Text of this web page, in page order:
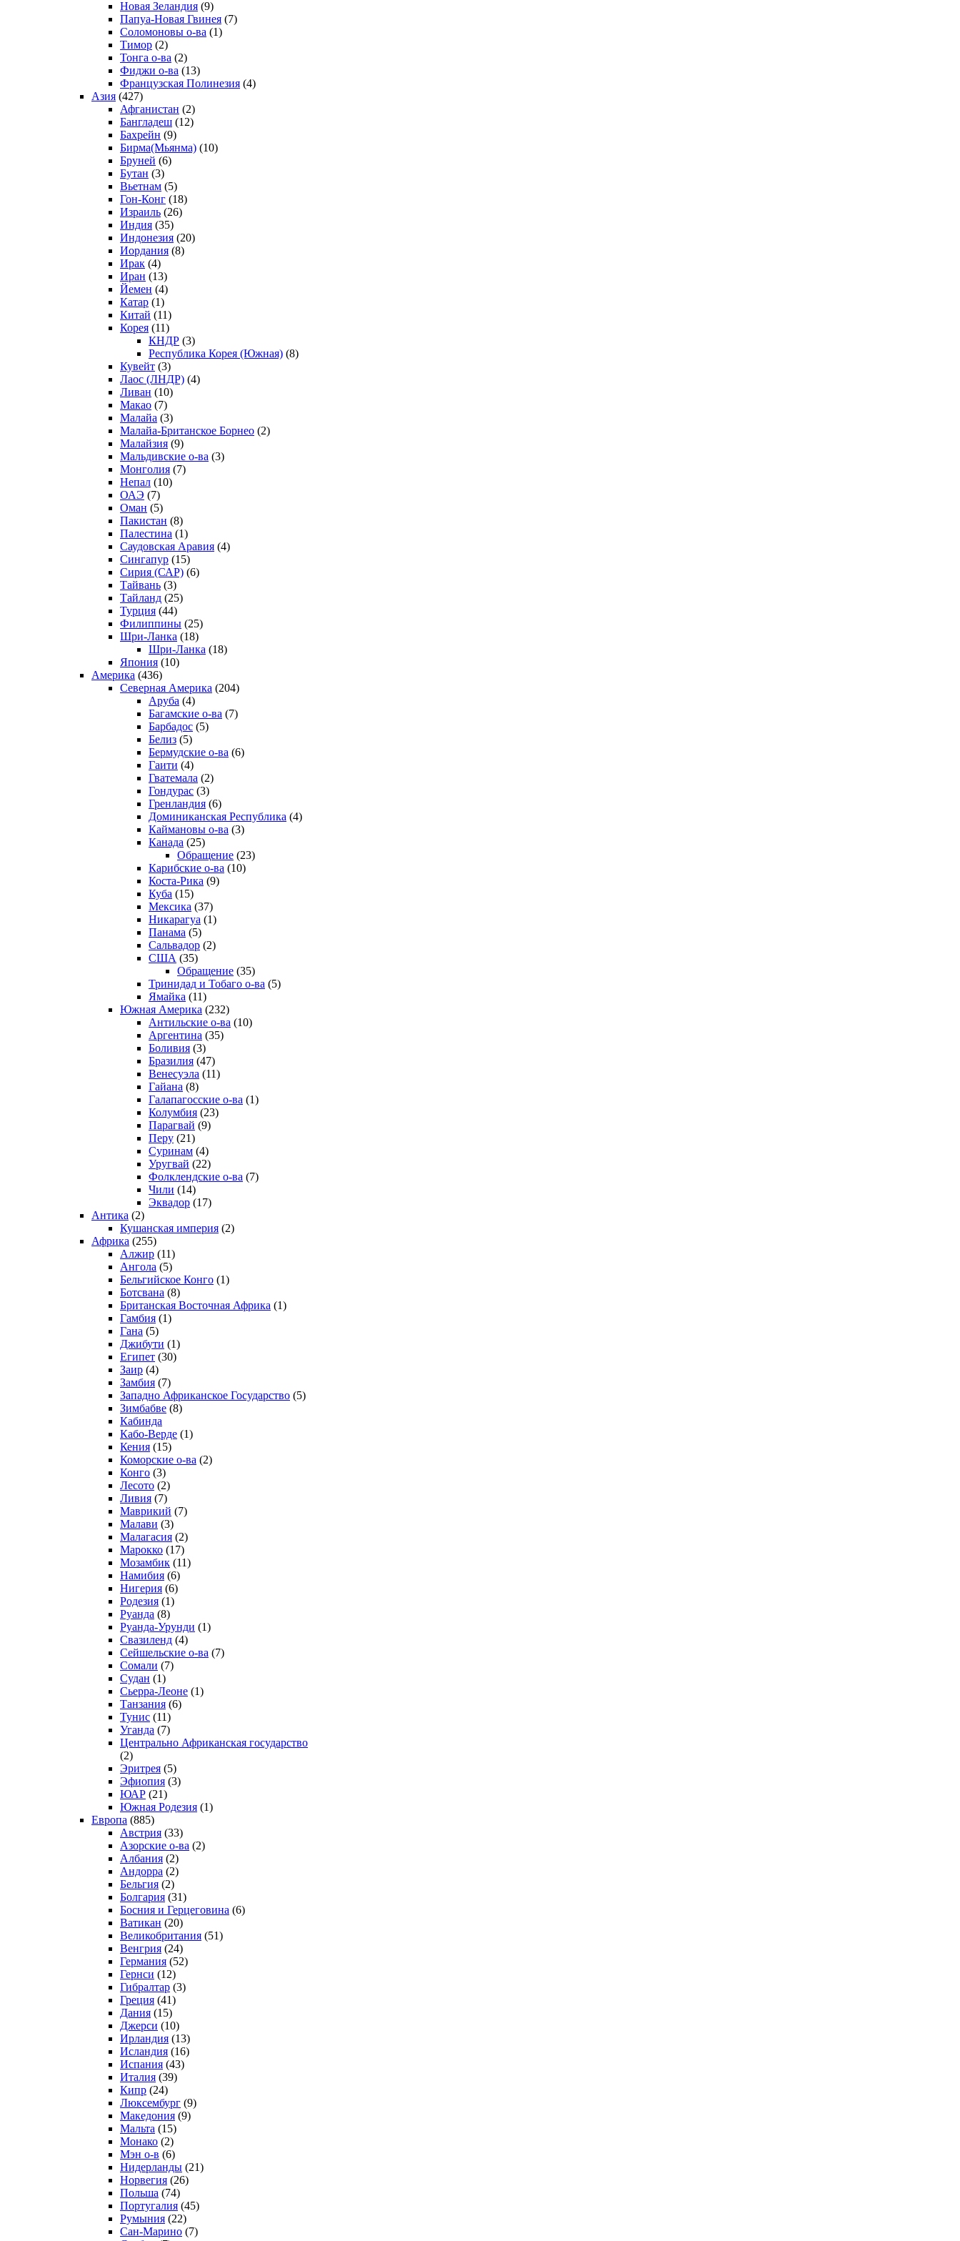
Новая Зеландия (9)
Папуа-Новая Гвинея (7)
Соломоновы о-ва (1)
Тимор (2)
Тонга о-ва (2)
Фиджи о-ва (13)
Французская Полинезия (4)
Азия (427)
Афганистан (2)
Бангладеш (12)
Бахрейн (9)
Бирма(Мьянма) (10)
Бруней (6)
Бутан (3)
Вьетнам (5)
Гон-Конг (18)
Израиль (26)
Индия (35)
Индонезия (20)
Иордания (8)
Ирак (4)
Иран (13)
Йемен (4)
Катар (1)
Китай (11)
Корея (11)
КНДР (3)
Республика Корея (Южная) (8)
Кувейт (3)
Лаос (ЛНДР) (4)
Ливан (10)
Макао (7)
Малайа (3)
Малайа-Британское Борнео (2)
Малайзия (9)
Мальдивские о-ва (3)
Монголия (7)
Непал (10)
ОАЭ (7)
Оман (5)
Пакистан (8)
Палестина (1)
Саудовская Аравия (4)
Сингапур (15)
Сирия (САР) (6)
Тайвань (3)
Тайланд (25)
Турция (44)
Филиппины (25)
Шри-Ланка (18)
Шри-Ланка (18)
Япония (10)
Америка (436)
Северная Америка (204)
Аруба (4)
Багамские о-ва (7)
Барбадос (5)
Белиз (5)
Бермудские о-ва (6)
Гаити (4)
Гватемала (2)
Гондурас (3)
Гренландия (6)
Доминиканская Республика (4)
Каймановы о-ва (3)
Канада (25)
Обращение (23)
Карибские о-ва (10)
Коста-Рика (9)
Куба (15)
Мексика (37)
Никарагуа (1)
Панама (5)
Сальвадор (2)
США (35)
Обращение (35)
Тринидад и Тобаго о-ва (5)
Ямайка (11)
Южная Америка (232)
Антильские о-ва (10)
Аргентина (35)
Боливия (3)
Бразилия (47)
Венесуэла (11)
Гайана (8)
Галапагосские о-ва (1)
Колумбия (23)
Парагвай (9)
Перу (21)
Суринам (4)
Уругвай (22)
Фолклендские о-ва (7)
Чили (14)
Эквадор (17)
Антика (2)
Кушанская империя (2)
Африка (255)
Алжир (11)
Ангола (5)
Бельгийское Конго (1)
Ботсвана (8)
Британская Восточная Африка (1)
Гамбия (1)
Гана (5)
Джибути (1)
Египет (30)
Заир (4)
Замбия (7)
Западно Африканское Государство (5)
Зимбабве (8)
Кабинда
Кабо-Верде (1)
Кения (15)
Коморские о-ва (2)
Конго (3)
Лесото (2)
Ливия (7)
Маврикий (7)
Малави (3)
Малагасия (2)
Марокко (17)
Мозамбик (11)
Намибия (6)
Нигерия (6)
Родезия (1)
Руанда (8)
Руанда-Урунди (1)
Свазиленд (4)
Сейшельские о-ва (7)
Сомали (7)
Судан (1)
Сьерра-Леоне (1)
Танзания (6)
Тунис (11)
Уганда (7)
Центрально Африканская государство
(2)
Эритрея (5)
Эфиопия (3)
ЮАР (21)
Южная Родезия (1)
Европа (885)
Австрия (33)
Азорские о-ва (2)
Албания (2)
Андорра (2)
Бельгия (2)
Болгария (31)
Босния и Герцеговина (6)
Ватикан (20)
Великобритания (51)
Венгрия (24)
Германия (52)
Гернси (12)
Гибралтар (3)
Греция (41)
Дания (15)
Джерси (10)
Ирландия (13)
Исландия (16)
Испания (43)
Италия (39)
Кипр (24)
Люксембург (9)
Македония (9)
Мальта (15)
Монако (2)
Мэн о-в (6)
Нидерланды (21)
Норвегия (26)
Польша (74)
Португалия (45)
Румыния (22)
Сан-Марино (7)